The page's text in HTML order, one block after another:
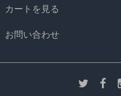
カートを見る
お問い合わせ